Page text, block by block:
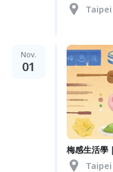
Nov.
01
梅感生活學